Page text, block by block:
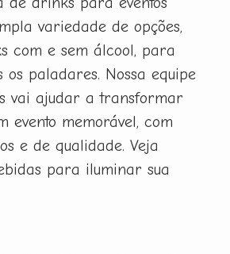
variedade de opções,
com e sem álcool, para
os paladares. Nossa equipe
vai ajudar a transformar
evento memorável, com
e de qualidade. Veja
para iluminar sua